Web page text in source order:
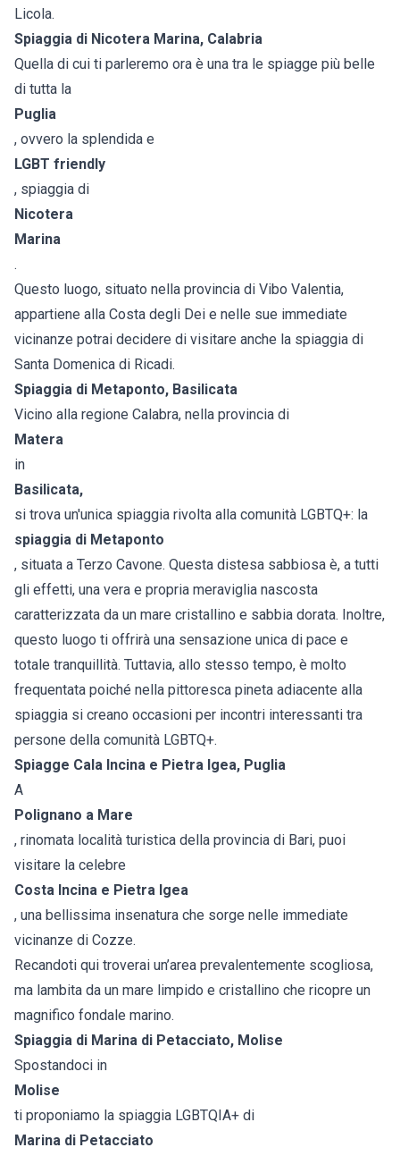
Licola.
Spiaggia di Nicotera Marina, Calabria
Quella di cui ti parleremo ora è una tra le spiagge più belle
di tutta la
Puglia
, ovvero la splendida e
LGBT friendly
, spiaggia di
Nicotera
Marina
.
Questo luogo, situato nella provincia di Vibo Valentia,
appartiene alla Costa degli Dei e nelle sue immediate
vicinanze potrai decidere di visitare anche la spiaggia di
Santa Domenica di Ricadi.
Spiaggia di Metaponto, Basilicata
Vicino alla regione Calabra, nella provincia di
Matera
in
Basilicata,
si trova un'unica spiaggia rivolta alla comunità LGBTQ+: la
spiaggia di Metaponto
, situata a Terzo Cavone. Questa distesa sabbiosa è, a tutti
gli effetti, una vera e propria meraviglia nascosta
caratterizzata da un mare cristallino e sabbia dorata. Inoltre,
questo luogo ti offrirà una sensazione unica di pace e
totale tranquillità. Tuttavia, allo stesso tempo, è molto
frequentata poiché nella pittoresca pineta adiacente alla
spiaggia si creano occasioni per incontri interessanti tra
persone della comunità LGBTQ+.
Spiagge Cala Incina e Pietra Igea, Puglia
A
Polignano a Mare
, rinomata località turistica della provincia di Bari, puoi
visitare la celebre
Costa Incina e Pietra Igea
, una bellissima insenatura che sorge nelle immediate
vicinanze di Cozze.
Recandoti qui troverai un’area prevalentemente scogliosa,
ma lambita da un mare limpido e cristallino che ricopre un
magnifico fondale marino.
Spiaggia di Marina di Petacciato, Molise
Spostandoci in
Molise
ti proponiamo la spiaggia LGBTQIA+ di
Marina di Petacciato